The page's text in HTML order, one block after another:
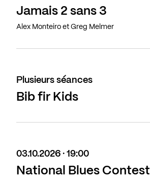
Jamais 2 sans 3
Alex Monteiro et Greg Melmer
Plusieurs séances
Bib fir Kids
03.10.2026 · 19:00
National Blues Contest